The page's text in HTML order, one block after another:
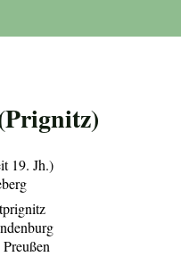
19. Jh.)